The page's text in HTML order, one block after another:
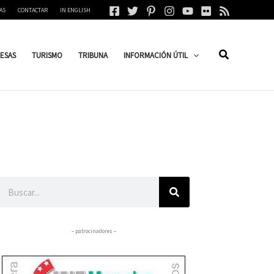
CONTACTAR IN ENGLISH
TURISMO TRIBUNA INFORMACIÓN ÚTIL
– patrocinadores –